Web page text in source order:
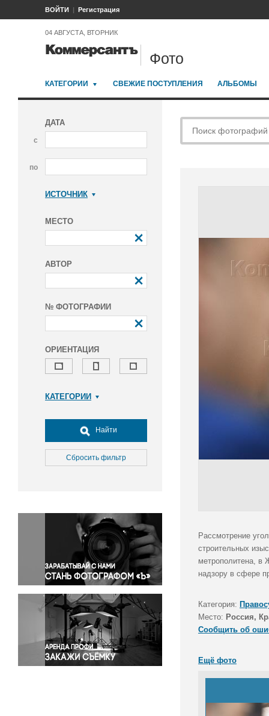
ВОЙТИ Регистрация
04 АВГУСТА, ВТОРНИК
Фото
КАТЕГОРИИ СВЕЖИЕ ПОСТУПЛЕНИЯ АЛЬБОМЫ
ДАТА
с
по
ИСТОЧНИК
МЕСТО
АВТОР
№ ФОТОГРАФИИ
ОРИЕНТАЦИЯ
КАТЕГОРИИ
Досуг, туризм и отдых
Культура
Медицина
Окружающая среда
Политика
Правосудие
Происшествия и конфликты
Религия
Светская жизнь
Спорт
Экология
Экономика и бизнес
Найти
Сбросить фильтр
Рассмотрение
строительных
метрополитена, в
надзору в сфере
Категория:
Место: Россия,
Сообщить об
Ещё фото